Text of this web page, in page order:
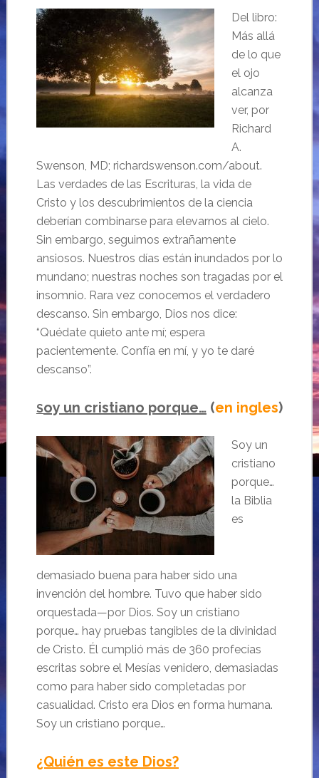
Del libro:
Más allá
de lo que
el ojo
alcanza
ver, por
Richard
A.
Swenson, MD; richardswenson.com/about.
Las verdades de las Escrituras, la vida de
Cristo y los descubrimientos de la ciencia
deberían combinarse para elevarnos al cielo.
Sin embargo, seguimos extrañamente
ansiosos. Nuestros días están inundados por lo
mundano; nuestras noches son tragadas por el
insomnio. Rara vez conocemos el verdadero
descanso. Sin embargo, Dios nos dice:
“Quédate quieto ante mí; espera
pacientemente. Confía en mí, y yo te daré
descanso”.
Soy un cristiano porque…(en ingles)
Soy un
cristiano
porque…
la Biblia
es
demasiado buena para haber sido una
invención del hombre. Tuvo que haber sido
orquestada—por Dios. Soy un cristiano
porque… hay pruebas tangibles de la divinidad
de Cristo. Él cumplió más de 360 profecías
escritas sobre el Mesías venidero, demasiadas
como para haber sido completadas por
casualidad. Cristo era Dios en forma humana.
Soy un cristiano porque…
¿Quién es este Dios?